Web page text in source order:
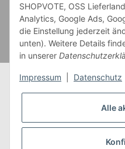
* Alle Preise inkl.
** Gilt für
SHOPVOTE, OSS
Analytics, Google Ads,
die Einstellung jederzeit
unten). Weitere Details
in unserer
Impressum Datenschutz
Alle